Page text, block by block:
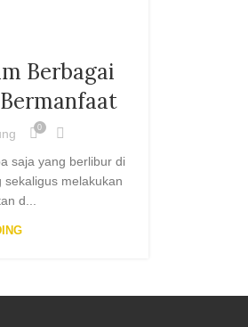
Berbagai
0
saja yang berlibur di
melakukan
d...